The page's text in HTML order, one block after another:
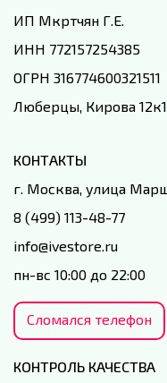
ИП Мкртчян Г.Е.
ИНН 772157254385
ОГРН 316774600321511
Люберцы, Кирова 12к1
КОНТАКТЫ
г. Москва, улица
8 (499) 113-48-77
info@ivestore.ru
пн-вс 10:00 до 22:00
Сломался телефон
КОНТРОЛЬ КАЧЕСТВА